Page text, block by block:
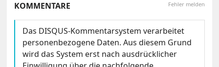
Fehler melden
KOMMENTARE
Das DISQUS-Kommentarsystem verarbeitet
personenbezogene Daten. Aus diesem Grund
wird das System erst nach ausdrücklicher